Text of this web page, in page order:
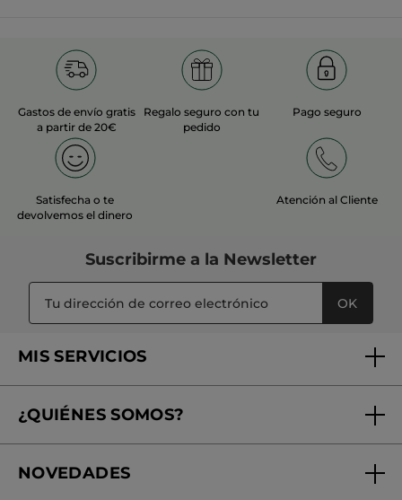
Gastos de envío gratis
a partir de 20€
Regalo seguro con tu
pedido
Pago seguro
Satisfecha o te
devolvemos el dinero
Atención al Cliente
Suscribirme a la Newsletter
OK
MIS SERVICIOS
Tratamientos de Belleza
Mi club Yves Rocher
¿QUIÉNES SOMOS?
¿Quiénes somos?
NOVEDADES